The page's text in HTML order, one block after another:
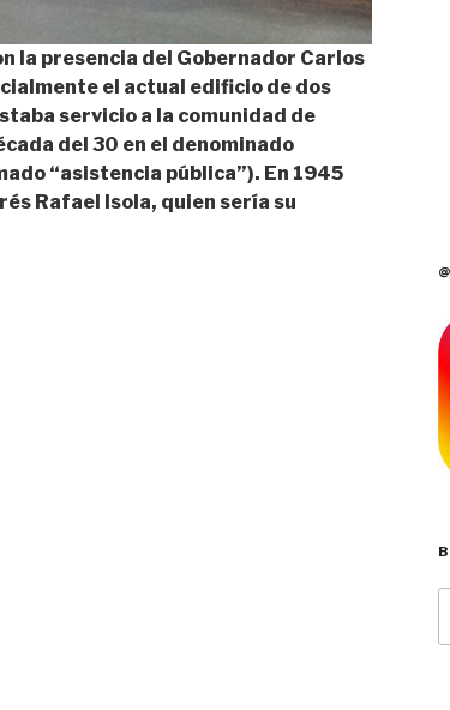
la presencia del Gobernador Carlos
el actual edificio de dos
servicio a la comunidad de
del 30 en el denominado
“asistencia pública”). En 1945
Rafael Isola, quien sería su